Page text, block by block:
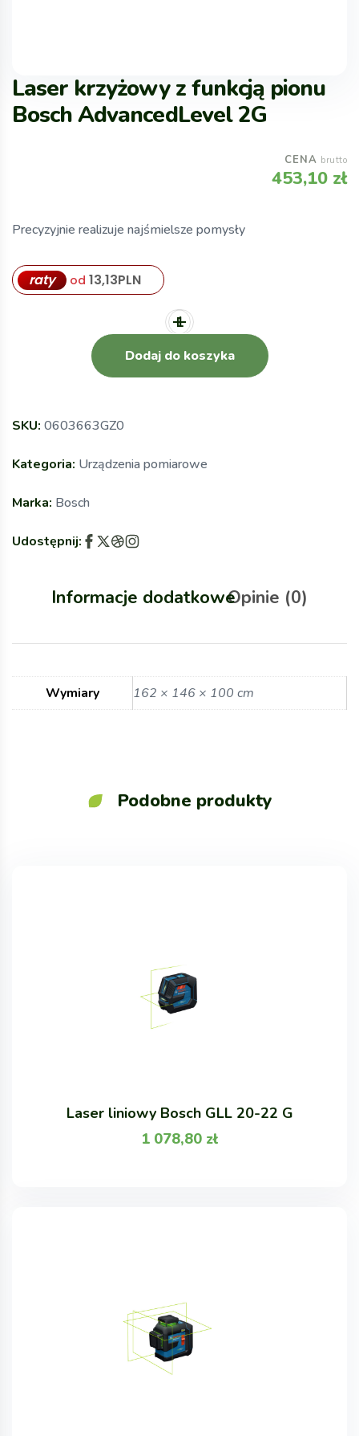
Laser krzyżowy z funkcją pionu
Bosch AdvancedLevel 2G
CENA brutto
453,10 zł
Precyzyjnie realizuje najśmielsze pomysły
raty od 13,13PLN
Dodaj do koszyka
SKU: 0603663GZ0
Kategoria: Urządzenia pomiarowe
Marka: Bosch
Udostępnij:
Informacje dodatkoweOpinie (0)
Wymiary 162 × 146 × 100 cm
Podobne produkty
Laser liniowy Bosch GLL 20-22 G
1 078,80 zł